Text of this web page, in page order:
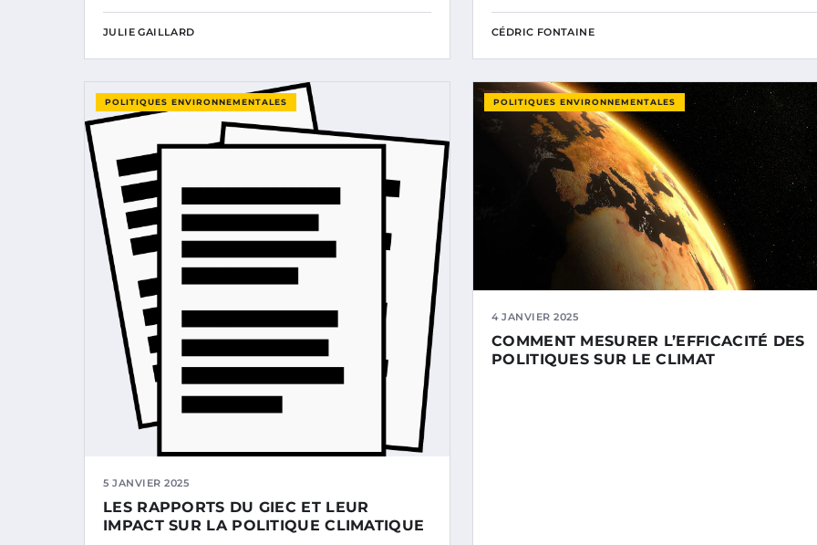
JULIE GAILLARD CÉDRIC FONTAINE
POLITIQUES ENVIRONNEMENTALES
5 JANVIER 2025
LES RAPPORTS DU GIEC ET LEUR
IMPACT SUR LA POLITIQUE CLIMATIQUE
POLITIQUES ENVIRONNEMENTALES
4 JANVIER 2025
COMMENT MESURER L’EFFICACITÉ DES
POLITIQUES SUR LE CLIMAT